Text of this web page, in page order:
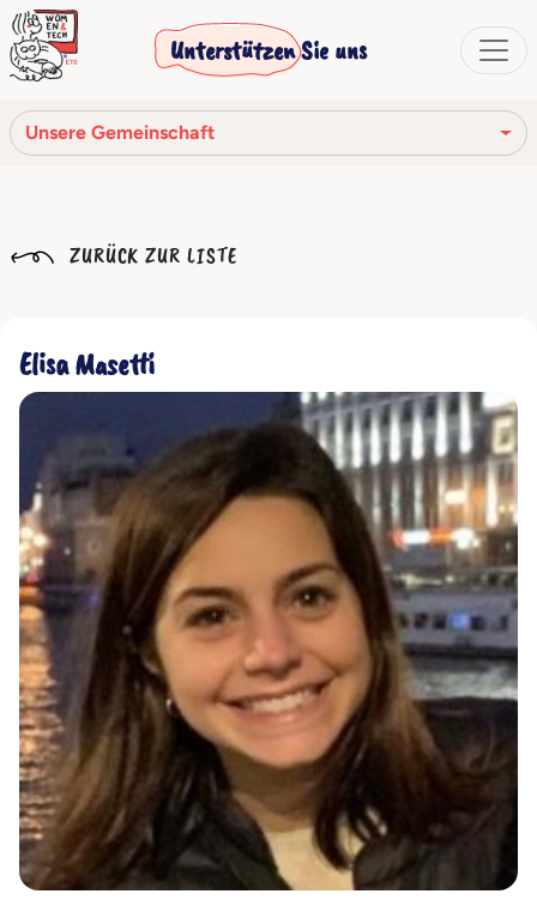
Unterstützen Sie uns
Unsere Gemeinschaft
Unsere Geschichte
Unser Netzwerk
Unsere Gemeinschaft
ZURÜCK ZUR LISTE
Elisa Masetti